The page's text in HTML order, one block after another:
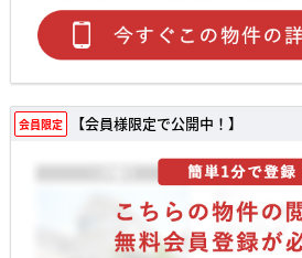
会員限定 【会員様限定で公開中！】